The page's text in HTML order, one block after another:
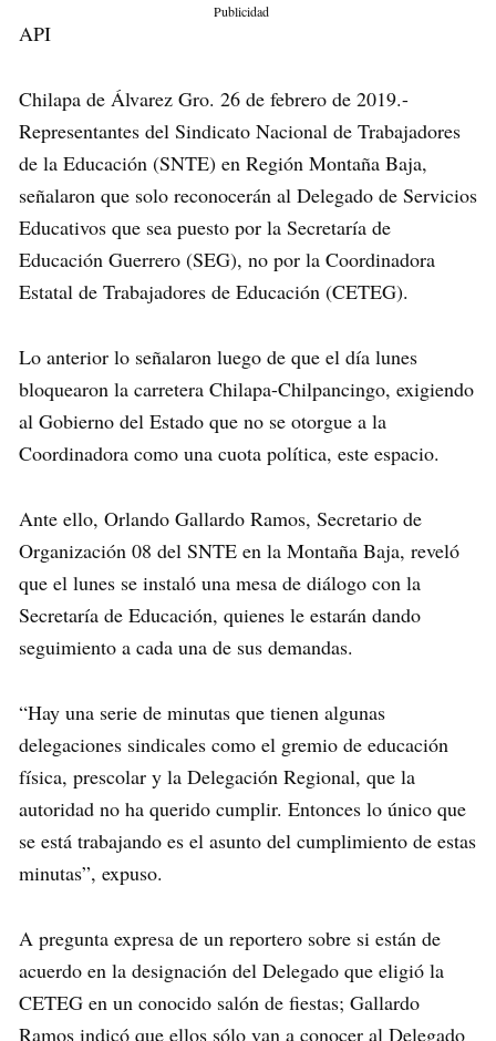
Publicidad
API
Chilapa de Álvarez Gro. 26 de febrero de 2019.-
Representantes del Sindicato Nacional de Trabajadores
de la Educación (SNTE) en Región Montaña Baja,
señalaron que solo reconocerán al Delegado de Servicios
Educativos que sea puesto por la Secretaría de
Educación Guerrero (SEG), no por la Coordinadora
Estatal de Trabajadores de Educación (CETEG).
Lo anterior lo señalaron luego de que el día lunes
bloquearon la carretera Chilapa-Chilpancingo, exigiendo
al Gobierno del Estado que no se otorgue a la
Coordinadora como una cuota política, este espacio.
Ante ello, Orlando Gallardo Ramos, Secretario de
Organización 08 del SNTE en la Montaña Baja, reveló
que el lunes se instaló una mesa de diálogo con la
Secretaría de Educación, quienes le estarán dando
seguimiento a cada una de sus demandas.
“Hay una serie de minutas que tienen algunas
delegaciones sindicales como el gremio de educación
física, prescolar y la Delegación Regional, que la
autoridad no ha querido cumplir. Entonces lo único que
se está trabajando es el asunto del cumplimiento de estas
minutas”, expuso.
A pregunta expresa de un reportero sobre si están de
acuerdo en la designación del Delegado que eligió la
CETEG en un conocido salón de fiestas; Gallardo
Ramos indicó que ellos sólo van a conocer al Delegado